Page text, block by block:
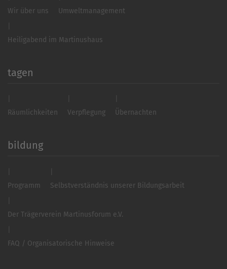
Wir über uns Umweltmanagement
Heiligabend im Martinushaus
tagen
Räumlichkeiten Verpflegung Übernachten
bildung
Programm Selbstverständnis unserer Bildungsarbeit
Der Trägerverein Martinusforum e.V.
FAQ / Organisatorische Hinweise